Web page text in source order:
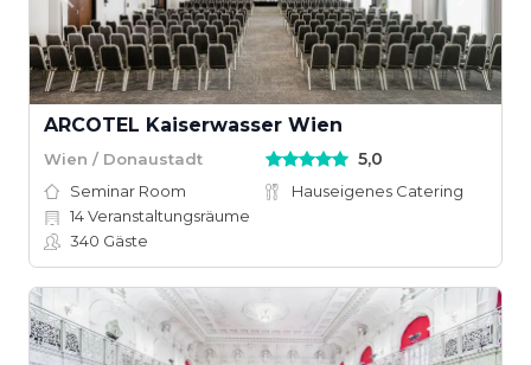
ARCOTEL Kaiserwasser Wien
Wien / Donaustadt 5,0
Seminar Room
Hauseigenes Catering
14Veranstaltungsräume
340 Gäste